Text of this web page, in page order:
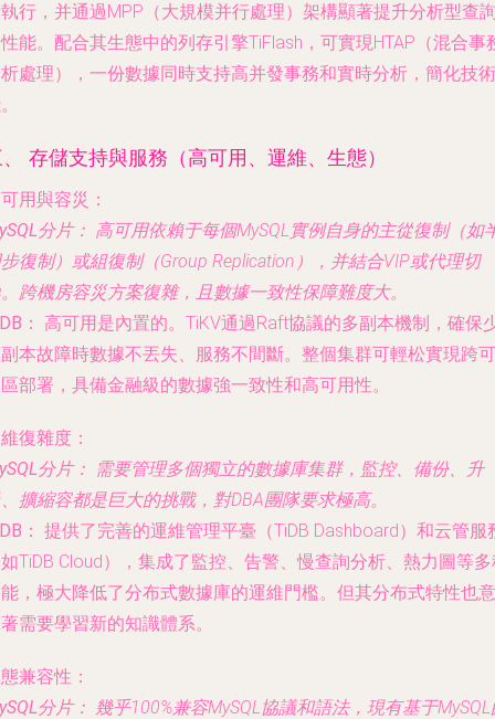
行，并通過MPP（大規模并行處理）架構顯著提升分析型查
能。配合其生態中的列存引擎TiFlash，可實現HTAP（混合事
處理），一份數據同時支持高并發事務和實時分析，簡化技術
存儲支持與服務（高可用、運維、生態）
用與容災：
分片： 高可用依賴于每個MySQL實例自身的主從復制（如
復制）或組復制（Group Replication），并結合VIP或代理切
跨機房容災方案復雜，且數據一致性保障難度大。
： 高可用是內置的。TiKV通過Raft協議的多副本機制，確保
本故障時數據不丟失、服務不間斷。整個集群可輕松實現跨可
部署，具備金融級的數據強一致性和高可用性。
復雜度：
分片： 需要管理多個獨立的數據庫集群，監控、備份、升
擴縮容都是巨大的挑戰，對DBA團隊要求極高。
： 提供了完善的運維管理平臺（TiDB Dashboard）和云管服
TiDB Cloud），集成了監控、告警、慢查詢分析、熱力圖等
，極大降低了分布式數據庫的運維門檻。但其分布式特性也意
需要學習新的知識體系。
兼容性：
分片： 幾乎100%兼容MySQL協議和語法，現有基于MySQL